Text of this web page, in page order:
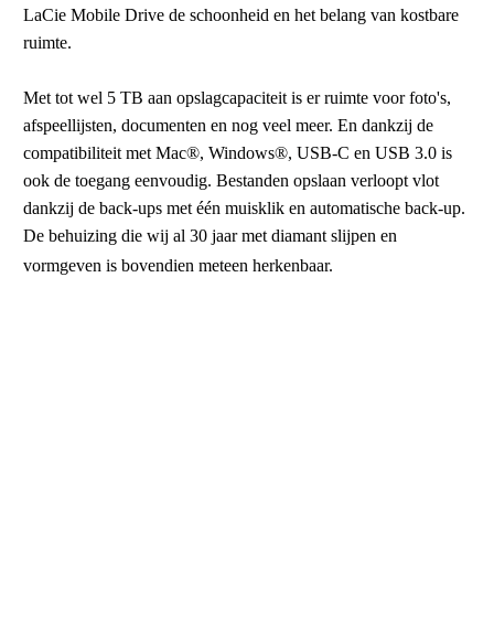
LaCie Mobile Drive de schoonheid en het belang van kostbare
ruimte.
Met tot wel 5 TB aan opslagcapaciteit is er ruimte voor foto's,
afspeellijsten, documenten en nog veel meer. En dankzij de
compatibiliteit met Mac®, Windows®, USB-C en USB 3.0 is
ook de toegang eenvoudig. Bestanden opslaan verloopt vlot
dankzij de back-ups met één muisklik en automatische back-up.
De behuizing die wij al 30 jaar met diamant slijpen en
vormgeven is bovendien meteen herkenbaar.